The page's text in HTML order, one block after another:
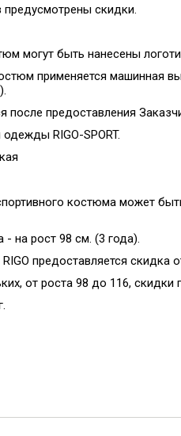
скидки.
могут быть нанесены
применяется машинная
после предоставления
RIGO-SPORT.
костюма может
на рост 98 см. (3 года).
предоставляется скидка
от роста 98 до 116, скидки